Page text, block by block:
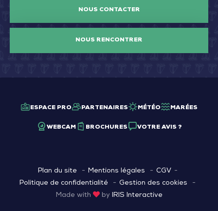
NOUS CONTACTER
NOUS RENCONTRER
ESPACE PRO PARTENAIRES MÉTÉO MARÉES
WEBCAM BROCHURES VOTRE AVIS ?
Plan du site Mentions légales
CGV
Politique de confidentialité
Gestion des cookies
Made with
by IRIS Interactive